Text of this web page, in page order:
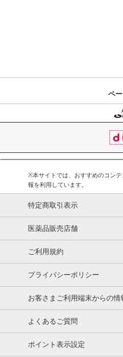
ペ
※本サイトでは、おすすめのコン
報を利用しています。
特定商取引表示
医薬品販売店舗
ご利用規約
プライバシーポリシー
お客さまご利用端末からの
よくあるご質問
ポイント表示設定